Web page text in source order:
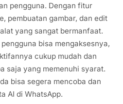
pengguna. Dengan fitur
pembuatan gambar, dan edit
yang sangat bermanfaat.
bisa mengaksesnya,
cukup mudah dan
saja yang memenuhi syarat.
bisa segera mencoba dan
AI di WhatsApp.